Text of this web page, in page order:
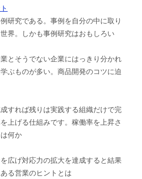
研究である。事例を自分の中に取り
界。しかも事例研究はおもしろい
とそうでない企業にはっきり分かれ
ぶものが多い。商品開発のコツに迫
すれば残りは実践する組織だけで完
上げる仕組みです。稼働率を上昇さ
何か
広げ対応力の拡大を達成すると結果
る営業のヒントとは